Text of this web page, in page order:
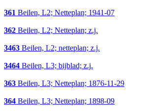
361 Beilen, L2; Netteplan; 1941-07
362 Beilen, L2; Netteplan; z.j.
3463 Beilen, L2; netteplan; z.j.
3464 Beilen, L3; bijblad; z.j.
363 Beilen, L3; Netteplan; 1876-11-29
364 Beilen, L3; Netteplan; 1898-09